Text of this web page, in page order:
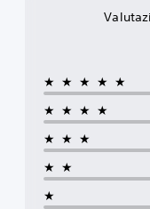
★★★★★
★★★★
★★★
★★
★